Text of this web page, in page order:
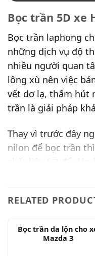
Bọc trần 5D xe
Bọc trần laphong
những dịch vụ độ
nhiều người quan
lông xù nên việc
vết dơ lạ, thấm hút
trần là giải pháp
Thay vì trước đây
nilon để bọc trần
chất liêu 5D để dán
đặc biệt có lớp da
lành nghề có kinh
nên đảm bảo độ
RELATED
Bọc trần da lộn cho
Mazda 3